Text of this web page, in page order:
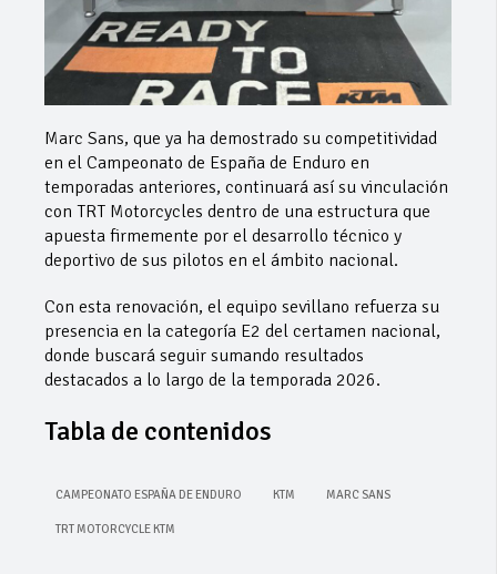
Marc Sans, que ya ha demostrado su competitividad
en el Campeonato de España de Enduro en
temporadas anteriores, continuará así su vinculación
con TRT Motorcycles dentro de una estructura que
apuesta firmemente por el desarrollo técnico y
deportivo de sus pilotos en el ámbito nacional.
Con esta renovación, el equipo sevillano refuerza su
presencia en la categoría E2 del certamen nacional,
donde buscará seguir sumando resultados
destacados a lo largo de la temporada 2026.
Tabla de contenidos
CAMPEONATO ESPAÑA DE ENDURO KTM MARC SANS
TRT MOTORCYCLE KTM